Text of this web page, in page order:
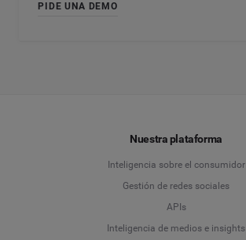
PIDE UNA DEMO
Nuestra plataforma
Inteligencia sobre el consumidor
Gestión de redes sociales
APIs
Inteligencia de medios e insights